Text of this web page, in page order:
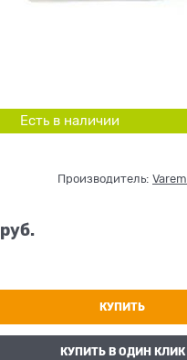
Есть в наличии
Производитель: Varem
руб.
КУПИТЬ
КУПИТЬ В ОДИН КЛИК